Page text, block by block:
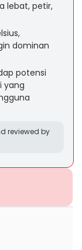
lebat, petir,
dominan
potensi
yang
reviewed by